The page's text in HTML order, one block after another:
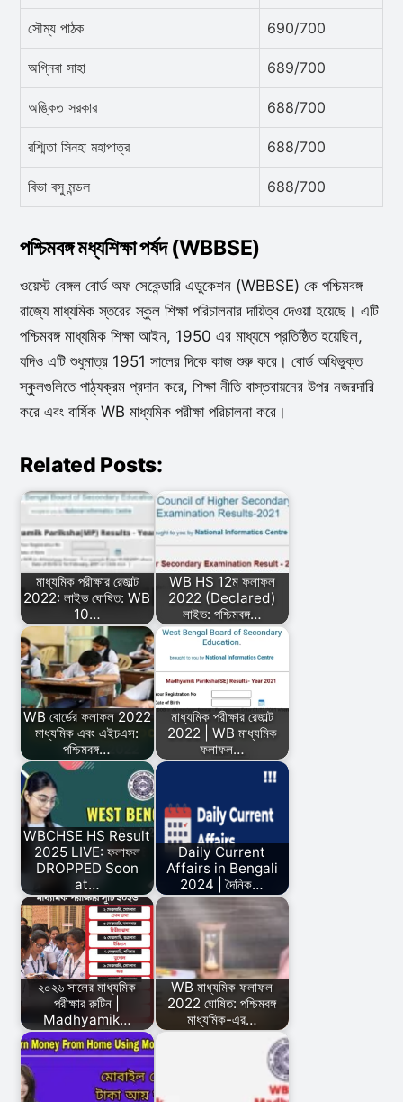
সৌম্য পাঠক 690/700
অগ্নিবা সাহা 689/700
অঙ্কিত সরকার 688/700
রশ্মিতা সিনহা মহাপাত্র 688/700
বিভা বসু মন্ডল 688/700
পশ্চিমবঙ্গ মধ্যশিক্ষা পর্ষদ (WBBSE)
ওয়েস্ট বেঙ্গল বোর্ড অফ সেকেন্ডারি এডুকেশন (WBBSE) কে পশ্চিমবঙ্গ
রাজ্যে মাধ্যমিক স্তরের স্কুল শিক্ষা পরিচালনার দায়িত্ব দেওয়া হয়েছে। এটি
পশ্চিমবঙ্গ মাধ্যমিক শিক্ষা আইন, 1950 এর মাধ্যমে প্রতিষ্ঠিত হয়েছিল,
যদিও এটি শুধুমাত্র 1951 সালের দিকে কাজ শুরু করে। বোর্ড অধিভুক্ত
স্কুলগুলিতে পাঠ্যক্রম প্রদান করে, শিক্ষা নীতি বাস্তবায়নের উপর নজরদারি
করে এবং বার্ষিক WB মাধ্যমিক পরীক্ষা পরিচালনা করে।
Related Posts:
মাধ্যমিক পরীক্ষার রেজাল্ট
2022: লাইভ ঘোষিত: WB
10…
WB HS 12ম ফলাফল
2022 (Declared)
লাইভ: পশ্চিমবঙ্গ…
WB বোর্ডের ফলাফল 2022
মাধ্যমিক এবং এইচএস:
পশ্চিমবঙ্গ…
মাধ্যমিক পরীক্ষার রেজাল্ট
2022 | WB মাধ্যমিক
ফলাফল…
WBCHSE HS Result
2025 LIVE: ফলাফল
DROPPED Soon
at…
Daily Current
Affairs in Bengali
2024 | দৈনিক…
২০২৬ সালের মাধ্যমিক
পরীক্ষার রুটিন |
Madhyamik…
WB মাধ্যমিক ফলাফল
2022 ঘোষিত: পশ্চিমবঙ্গ
মাধ্যমিক-এর…